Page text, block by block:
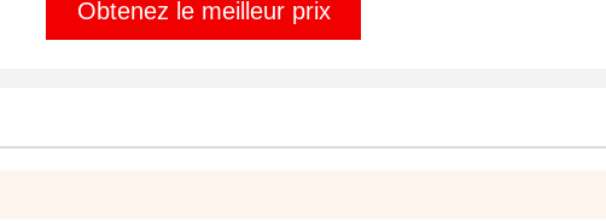
Obtenez le meilleur prix